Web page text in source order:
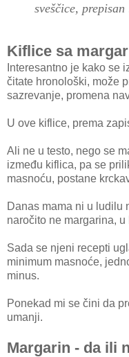
sveščice,
Kiflice sa
Interesantno je kako se
čitate hronološki, može
sazrevanje, promena
U ove kiflice, prema
Ali ne u testo, nego se
između kiflica, pa se
masnoću, postane
Danas mama ni u ludilu
naročito ne margarina, u
Sada se njeni recepti
minimum masnoće,
minus.
Ponekad mi se čini da
umanji.
Margarin - da ili